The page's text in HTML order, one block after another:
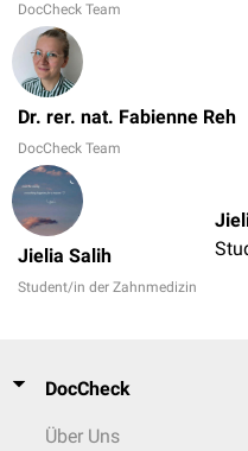
DocCheck Team
Dr. rer. nat. Fabienne Reh
DocCheck Team
Jielia Salih
Student/in der Zahnmedizin
DocCheck
Über Uns